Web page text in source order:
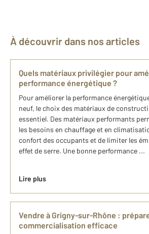
À découvrir dans nos articles
Quels matériaux privilégier pour
performance énergétique ?
Pour améliorer la performance
neuf, le choix des matériaux de
essentiel. Des matériaux performants
les besoins en chauffage et en
confort des occupants et de limiter les
effet de serre. Une bonne performance ...
Lire plus
Vendre à Grigny-sur-Rhône :
commercialisation efficace